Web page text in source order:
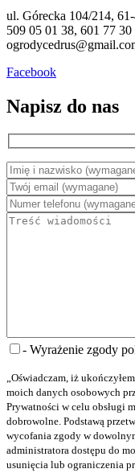
ul. Górecka 104/214,
509 05 01 38, 601 77 30
Facebook
Napisz do nas
- Wyrażenie zgody
„Oświadczam, iż
moich danych osobowych
Prywatności w celu obsługi
dobrowolne. Podstawą
wycofania zgody w
administratora dostępu do
usunięcia lub ograniczenia